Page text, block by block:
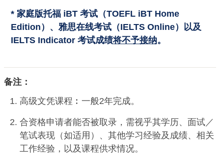
* 家庭版托福 iBT 考试（TOEFL iBT Home
Edition）、雅思在线考试（IELTS Online）以及
IELTS Indicator 考试成绩将不予接纳。
备注：
高级文凭课程︰一般2年完成。
合资格申请者能否被取录，需视乎其学历、面试／
笔试表现（如适用）、其他学习经验及成绩、相关
工作经验，以及课程供求情况。